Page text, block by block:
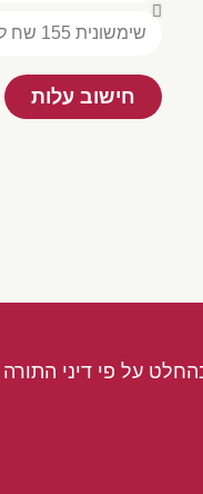
חישוב עלות
על פי דיני התורה